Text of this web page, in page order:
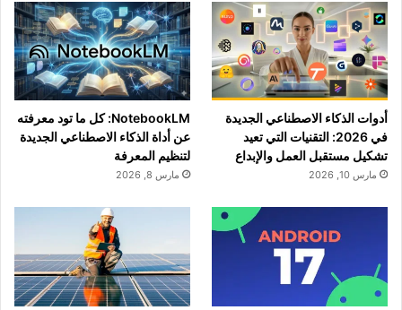
أدوات الذكاء الاصطناعي الجديدة
في 2026: التقنيات التي تعيد
تشكيل مستقبل العمل والإبداع
مارس 10, 2026
NotebookLM: كل ما تود معرفته
عن أداة الذكاء الاصطناعي الجديدة
لتنظيم المعرفة
مارس 8, 2026